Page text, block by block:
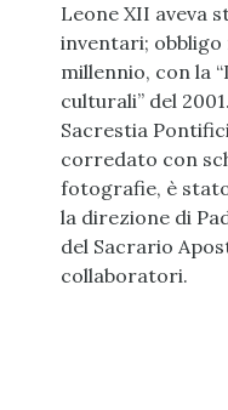
Leone XII aveva
inventari; obbligo
millennio, con la
culturali” del
Sacrestia
corredato con
fotografie, è
la direzione di
del Sacrario
collaboratori.